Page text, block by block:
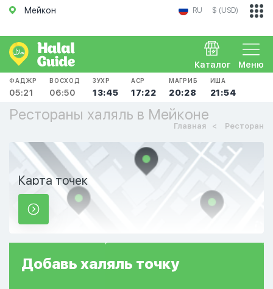
Мейкон RU $ (USD)
Меню
Каталог
ФАДЖР
05:21
ВОСХОД
06:50
ЗУХР
13:45
АСР
17:22
МАГРИБ
20:28
ИША
21:54
Рестораны халяль в Мейконе
Главная Ресторан
Карта точек
Добавь халяль точку